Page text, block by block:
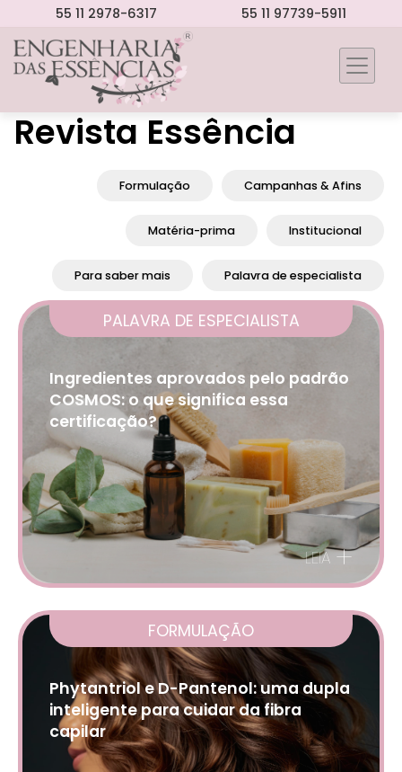
55 11 2978-6317 55 11 97739-5911
Revista Essência
Campanhas & Afins
Formulação
Institucional
Matéria-prima
Palavra de especialista
Para saber mais
PALAVRA DE ESPECIALISTA
Ingredientes aprovados pelo padrão
COSMOS: o que significa essa
certificação?
LEIA +
FORMULAÇÃO
Phytantriol e D-Pantenol: uma dupla
inteligente para cuidar da fibra
capilar